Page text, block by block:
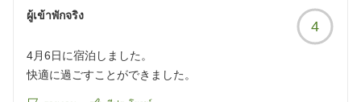
朝食はレンジで解凍する。洋食を選んだが美味しかった。た
だ7時からというのが痛い。せめて6時からにしてほしいか
な。あとフロアが香水のような香りがして気持ち悪く、風呂
場に前の客の体毛が残ってた。それ以外は満足。安心の東急
ステイさんですね。
ผู้เข้าพักจริง
4
4月6日に宿泊しました。
快適に過ごすことができました。